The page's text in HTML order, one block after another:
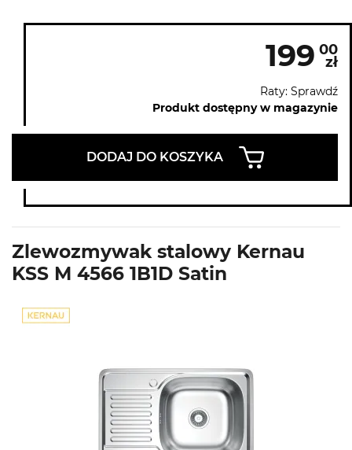
199 00
zł
Raty: Sprawdź
Produkt dostępny w magazynie
DODAJ DO KOSZYKA
Zlewozmywak stalowy Kernau
KSS M 4566 1B1D Satin